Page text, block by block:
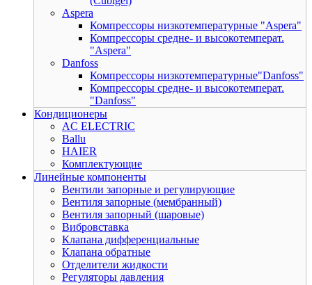
Aspera
Компрессоры низкотемпературные "Aspera"
Компрессоры средне- и высокотемперат.
"Aspera"
Danfoss
Компрессоры низкотемпературные"Danfoss"
Компрессоры средне- и высокотемперат.
"Danfoss"
Кондиционеры
AC ELECTRIC
Ballu
HAIER
Комплектующие
Линейные компоненты
Вентили запорные и регулирующие
Вентиля запорные (мембранный)
Вентиля запорный (шаровые)
Вибровставка
Клапана дифференциальные
Клапана обратные
Отделители жидкости
Регуляторы давления